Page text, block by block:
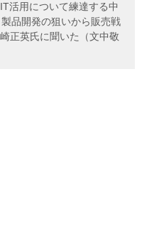
活用について練達する中
品開発の狙いから販売戦
正英氏に聞いた（文中敬